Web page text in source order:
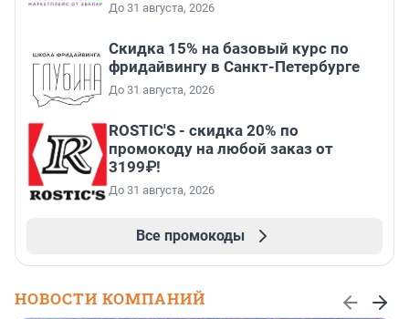
До 31 августа, 2026
Скидка 15% на базовый курс по
фридайвингу в Санкт-Петербурге
До 31 августа, 2026
ROSTIC'S - скидка 20% по
промокоду на любой заказ от
3199₽!
До 31 августа, 2026
Все промокоды
НОВОСТИ КОМПАНИЙ